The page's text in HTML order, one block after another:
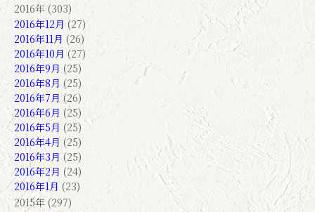
2016年 (303)
2016年12月 (27)
2016年11月 (26)
2016年10月 (27)
2016年9月 (25)
2016年8月 (25)
2016年7月 (26)
2016年6月 (25)
2016年5月 (25)
2016年4月 (25)
2016年3月 (25)
2016年2月 (24)
2016年1月 (23)
2015年 (297)